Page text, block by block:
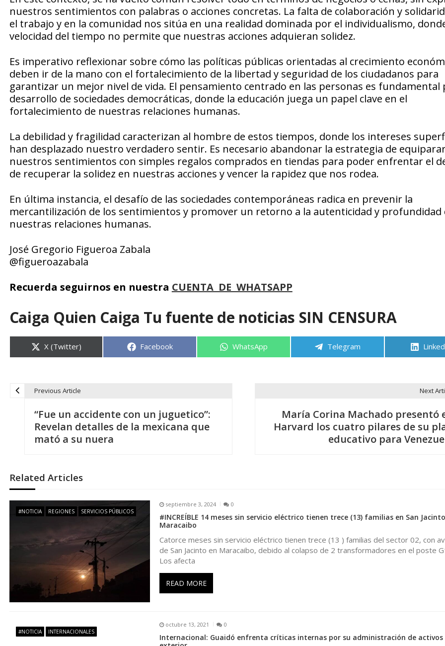
nuestros sentimientos con palabras o acciones concretas. La falta de colaboración y
el trabajo y en la comunidad nos sitúa en una realidad dominada por el individualismo,
velocidad del tiempo no permite que nuestras acciones adquieran solidez.
Es imperativo reflexionar sobre cómo las políticas públicas orientadas al crecimiento
deben ir de la mano con el fortalecimiento de la libertad y seguridad de los ciudadanos para
garantizar un mejor nivel de vida. El pensamiento centrado en las personas es fundamental
desarrollo de sociedades democráticas, donde la educación juega un papel clave en el
fortalecimiento de nuestras relaciones humanas.
La debilidad y fragilidad caracterizan al hombre de estos tiempos, donde los intereses
han desplazado nuestro verdadero sentir. Es necesario abandonar la estrategia de
nuestros sentimientos con simples regalos comprados en tiendas para poder enfrentar el
de recuperar la solidez en nuestras acciones y vencer la rapidez que nos rodea.
En última instancia, el desafío de las sociedades contemporáneas radica en prevenir la
mercantilización de los sentimientos y promover un retorno a la autenticidad y profundidad
nuestras relaciones humanas.
José Gregorio Figueroa Zabala
@figueroazabala
Recuerda seguirnos en nuestra CUENTA DE WHATSAPP
Caiga Quien Caiga Tu fuente de noticias SIN CENSURA
Compartir
en
X (Twitter) Compartir
Facebook Compartir
WhatsApp Compartir
Telegram
e
g
c
ó
n
Previous Article
“Fue un accidente con un juguetico”:
Revelan detalles de la mexicana que
mató a su nuera
Next
María Corina Machado presentó
Harvard los cuatro pilares de su
educativo para
Related Articles
#NOTICIA REGIONES SERVICIOS PÚBLICOS
septiembre 3, 2024 0
#INCREÍBLE 14 meses sin servicio eléctrico tienen trece (13) familias en San Jacinto
Maracaibo
Catorce meses sin servicio eléctrico tienen trece (13 ) familias del sector 02, con
de San Jacinto en Maracaibo, debido al colapso de 2 transformadores en el poste
Los afecta
READ MORE
#NOTICIA INTERNACIONALES
octubre 13, 2021 0
Internacional: Guaidó enfrenta críticas internas por su administración de activos